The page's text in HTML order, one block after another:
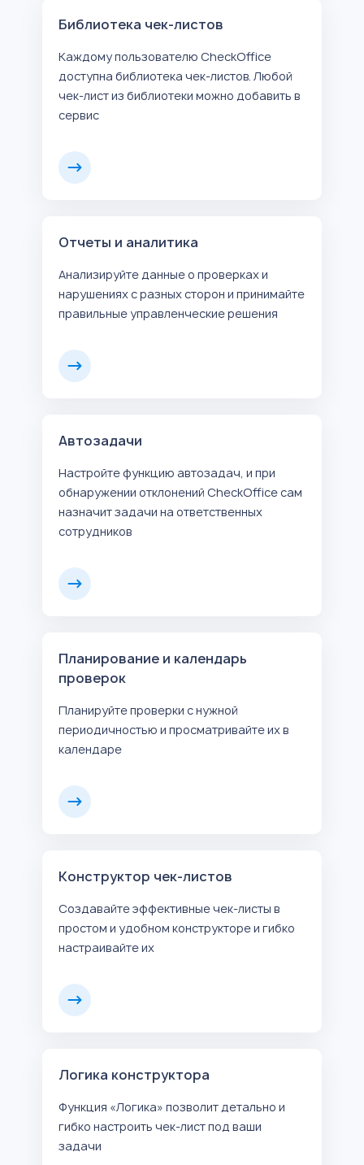
Библиотека чек-листов
Каждому пользователю CheckOffice
доступна библиотека чек-листов. Любой
чек-лист из библиотеки можно добавить в
сервис
Отчеты и аналитика
Анализируйте данные о проверках и
нарушениях с разных сторон и принимайте
правильные управленческие решения
Автозадачи
Настройте функцию автозадач, и при
обнаружении отклонений CheckOffice сам
назначит задачи на ответственных
сотрудников
Планирование и календарь
проверок
Планируйте проверки с нужной
периодичностью и просматривайте их в
календаре
Конструктор чек-листов
Создавайте эффективные чек-листы в
простом и удобном конструкторе и гибко
настраивайте их
Логика конструктора
Функция «Логика» позволит детально и
гибко настроить чек-лист под ваши
задачи